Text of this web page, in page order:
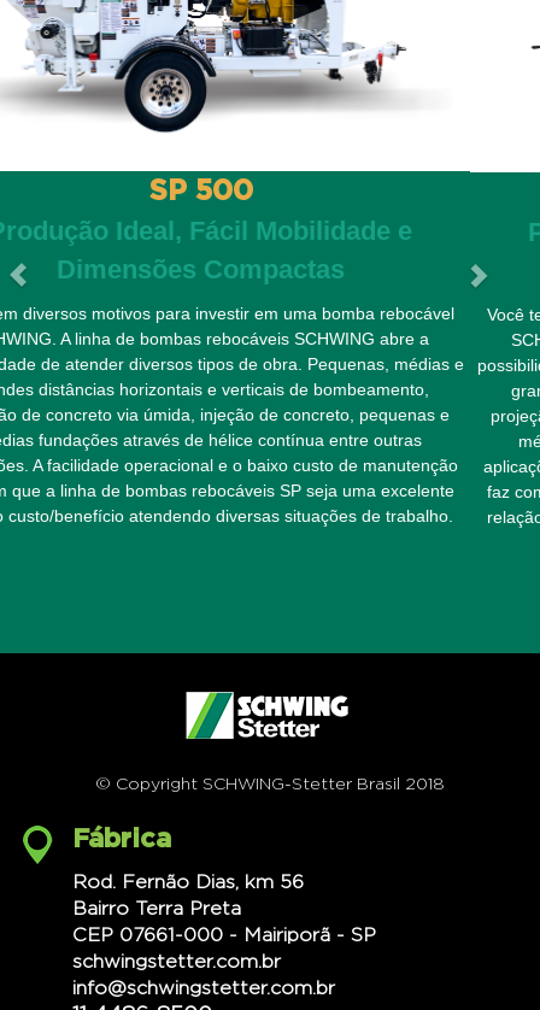
SP 2000
Produção Ideal, Fácil Mobilidade e
Dimensões Compactas
Você tem diversos motivos para investir em uma bomba rebocável
SCHWING. A linha de bombas rebocáveis SCHWING abre a
possibilidade de atender diversos tipos de obra. Pequenas, médias e
grandes distâncias horizontais e verticais de bombeamento,
projeção de concreto via úmida, injeção de concreto, pequenas e
médias fundações através de hélice contínua entre outras
aplicações. A facilidade operacional e o baixo custo de manutenção
faz com que a linha de bombas rebocáveis SP seja uma excelente
relação custo/benefício atendendo diversas situações de trabalho.
© Copyright SCHWING-Stetter Brasil 2018
Fábrica
Rod. Fernão Dias, km 56
Bairro Terra Preta
CEP 07661-000 - Mairiporã - SP
schwingstetter.com.br
info@schwingstetter.com.br